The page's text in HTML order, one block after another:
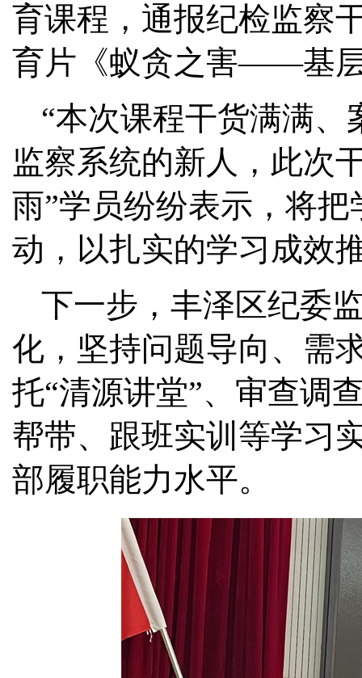
育课程，通报纪检监察
育片《蚁贪之害——基
“本次课程干货满满
监察系统的新人，此次
雨”学员纷纷表示，将
动，以扎实的学习成效
下一步，丰泽区纪委
化，坚持问题导向、需
托“清源讲堂”、审查调
帮带、跟班实训等学习
部履职能力水平。